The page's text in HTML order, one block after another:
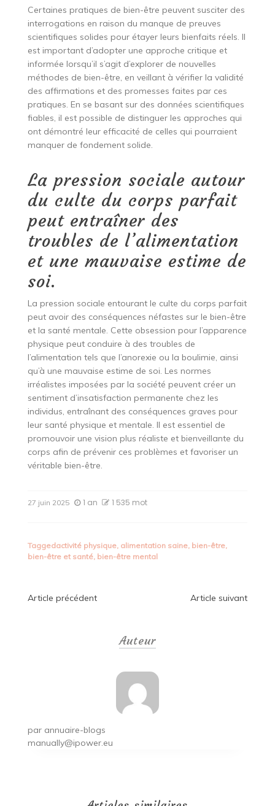
Certaines pratiques de bien-être peuvent susciter des
interrogations en raison du manque de preuves
scientifiques solides pour étayer leurs bienfaits réels. Il
est important d’adopter une approche critique et
informée lorsqu’il s’agit d’explorer de nouvelles
méthodes de bien-être, en veillant à vérifier la validité
des affirmations et des promesses faites par ces
pratiques. En se basant sur des données scientifiques
fiables, il est possible de distinguer les approches qui
ont démontré leur efficacité de celles qui pourraient
manquer de fondement solide.
La pression sociale autour
du culte du corps parfait
peut entraîner des
troubles de l’alimentation
et une mauvaise estime de
soi.
La pression sociale entourant le culte du corps parfait
peut avoir des conséquences néfastes sur le bien-être
et la santé mentale. Cette obsession pour l’apparence
physique peut conduire à des troubles de
l’alimentation tels que l’anorexie ou la boulimie, ainsi
qu’à une mauvaise estime de soi. Les normes
irréalistes imposées par la société peuvent créer un
sentiment d’insatisfaction permanente chez les
individus, entraînant des conséquences graves pour
leur santé physique et mentale. Il est essentiel de
promouvoir une vision plus réaliste et bienveillante du
corps afin de prévenir ces problèmes et favoriser un
véritable bien-être.
27 juin 2025 1 an 1 535 mot
Taggedactivité physique, alimentation saine, bien-être,
bien-être et santé, bien-être mental
Navigation
Article précédent Article suivant
Auteur
par annuaire-blogs
manually@ipower.eu